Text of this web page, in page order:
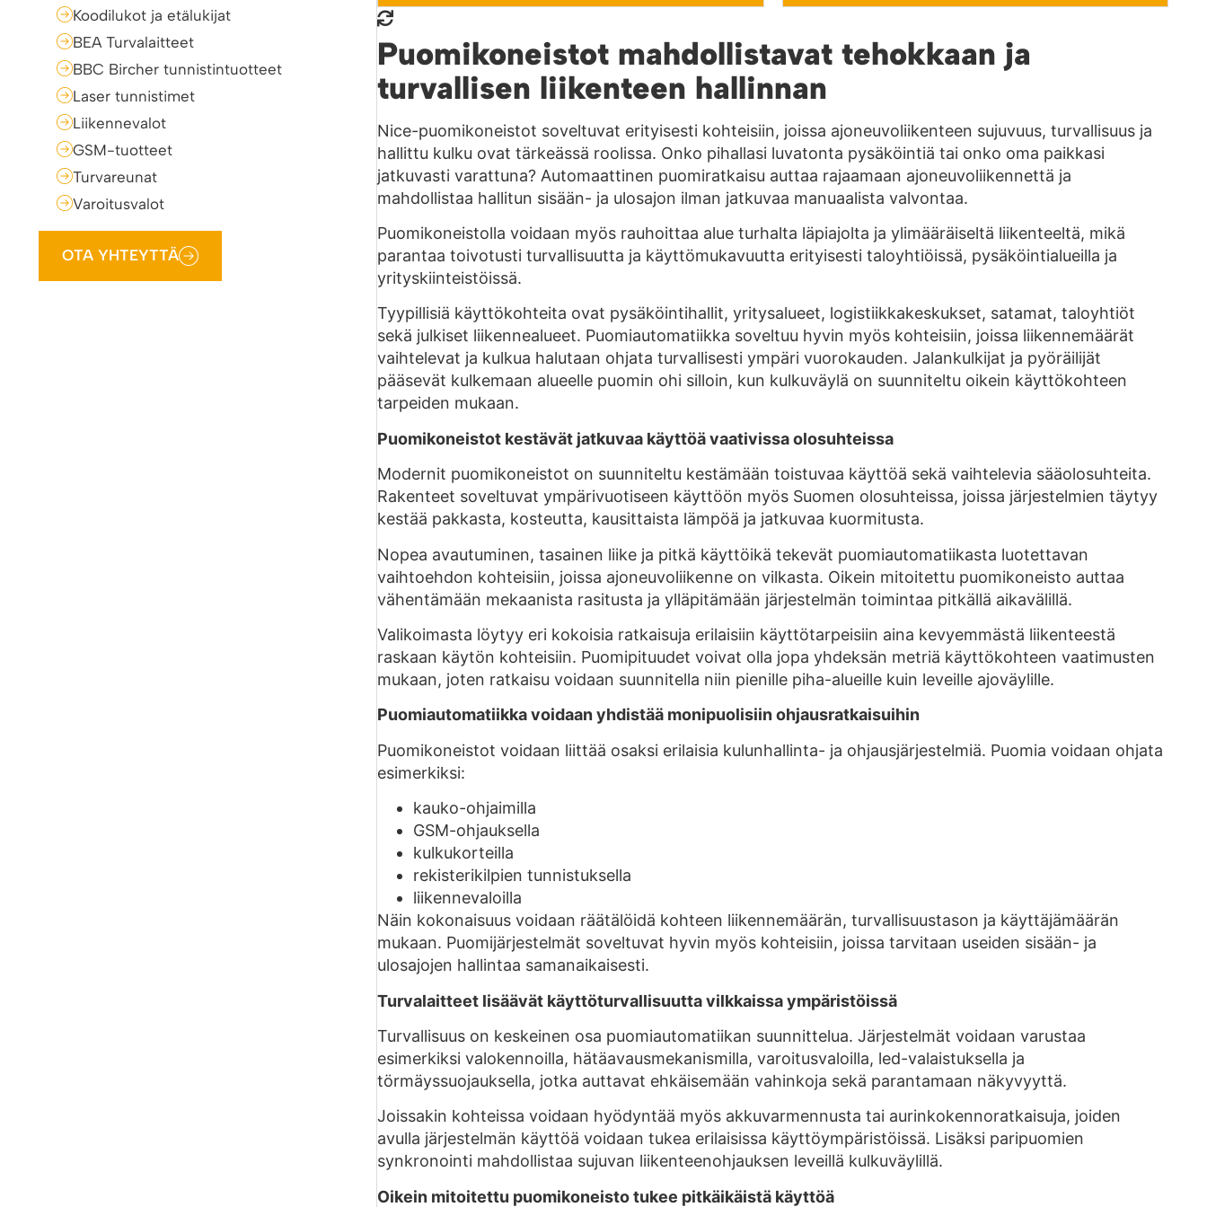
Koodilukot ja etälukijat
BEA Turvalaitteet
BBC Bircher tunnistintuotteet
Laser tunnistimet
Liikennevalot
GSM-tuotteet
Turvareunat
Varoitusvalot
OTA YHTEYTTÄ
Puomikoneistot mahdollistavat tehokkaan ja
turvallisen liikenteen hallinnan
Nice-puomikoneistot soveltuvat erityisesti kohteisiin, joissa ajoneuvoliikenteen sujuvuus, turvallisuus ja
hallittu kulku ovat tärkeässä roolissa. Onko pihallasi luvatonta pysäköintiä tai onko oma paikkasi
jatkuvasti varattuna? Automaattinen puomiratkaisu auttaa rajaamaan ajoneuvoliikennettä ja
mahdollistaa hallitun sisään- ja ulosajon ilman jatkuvaa manuaalista valvontaa.
Puomikoneistolla voidaan myös rauhoittaa alue turhalta läpiajolta ja ylimääräiseltä liikenteeltä, mikä
parantaa toivotusti turvallisuutta ja käyttömukavuutta erityisesti taloyhtiöissä, pysäköintialueilla ja
yrityskiinteistöissä.
Tyypillisiä käyttökohteita ovat pysäköintihallit, yritysalueet, logistiikkakeskukset, satamat, taloyhtiöt
sekä julkiset liikennealueet. Puomiautomatiikka soveltuu hyvin myös kohteisiin, joissa liikennemäärät
vaihtelevat ja kulkua halutaan ohjata turvallisesti ympäri vuorokauden. Jalankulkijat ja pyöräilijät
pääsevät kulkemaan alueelle puomin ohi silloin, kun kulkuväylä on suunniteltu oikein käyttökohteen
tarpeiden mukaan.
Puomikoneistot kestävät jatkuvaa käyttöä vaativissa olosuhteissa
Modernit puomikoneistot on suunniteltu kestämään toistuvaa käyttöä sekä vaihtelevia sääolosuhteita.
Rakenteet soveltuvat ympärivuotiseen käyttöön myös Suomen olosuhteissa, joissa järjestelmien täytyy
kestää pakkasta, kosteutta, kausittaista lämpöä ja jatkuvaa kuormitusta.
Nopea avautuminen, tasainen liike ja pitkä käyttöikä tekevät puomiautomatiikasta luotettavan
vaihtoehdon kohteisiin, joissa ajoneuvoliikenne on vilkasta. Oikein mitoitettu puomikoneisto auttaa
vähentämään mekaanista rasitusta ja ylläpitämään järjestelmän toimintaa pitkällä aikavälillä.
Valikoimasta löytyy eri kokoisia ratkaisuja erilaisiin käyttötarpeisiin aina kevyemmästä liikenteestä
raskaan käytön kohteisiin. Puomipituudet voivat olla jopa yhdeksän metriä käyttökohteen vaatimusten
mukaan, joten ratkaisu voidaan suunnitella niin pienille piha-alueille kuin leveille ajoväylille.
Puomiautomatiikka voidaan yhdistää monipuolisiin ohjausratkaisuihin
Puomikoneistot voidaan liittää osaksi erilaisia kulunhallinta- ja ohjausjärjestelmiä. Puomia voidaan ohjata
esimerkiksi:
kauko-ohjaimilla
GSM-ohjauksella
kulkukorteilla
rekisterikilpien tunnistuksella
liikennevaloilla
Näin kokonaisuus voidaan räätälöidä kohteen liikennemäärän, turvallisuustason ja käyttäjämäärän
mukaan. Puomijärjestelmät soveltuvat hyvin myös kohteisiin, joissa tarvitaan useiden sisään- ja
ulosajojen hallintaa samanaikaisesti.
Turvalaitteet lisäävät käyttöturvallisuutta vilkkaissa ympäristöissä
Turvallisuus on keskeinen osa puomiautomatiikan suunnittelua. Järjestelmät voidaan varustaa
esimerkiksi valokennoilla, hätäavausmekanismilla, varoitusvaloilla, led-valaistuksella ja
törmäyssuojauksella, jotka auttavat ehkäisemään vahinkoja sekä parantamaan näkyvyyttä.
Joissakin kohteissa voidaan hyödyntää myös akkuvarmennusta tai aurinkokennoratkaisuja, joiden
avulla järjestelmän käyttöä voidaan tukea erilaisissa käyttöympäristöissä. Lisäksi paripuomien
synkronointi mahdollistaa sujuvan liikenteenohjauksen leveillä kulkuväylillä.
Oikein mitoitettu puomikoneisto tukee pitkäikäistä käyttöä